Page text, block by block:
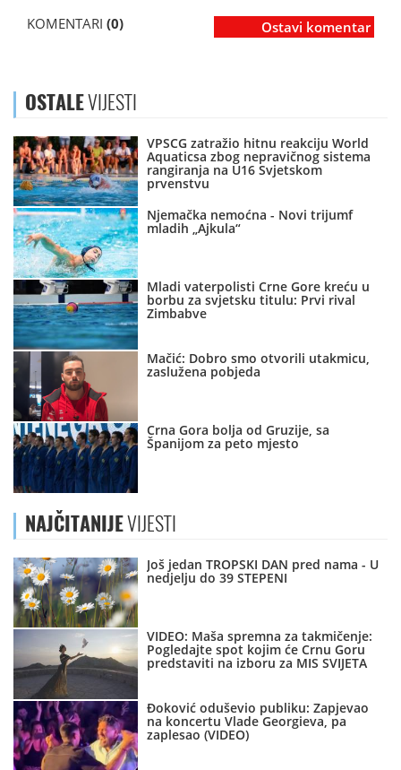
KOMENTARI (0) Ostavi komentar
OSTALEVIJESTI
VPSCG zatražio hitnu reakciju World
Aquaticsa zbog nepravičnog sistema
rangiranja na U16 Svjetskom
prvenstvu
Njemačka nemoćna - Novi trijumf
mladih „Ajkula“
Mladi vaterpolisti Crne Gore kreću u
borbu za svjetsku titulu: Prvi rival
Zimbabve
Mačić: Dobro smo otvorili utakmicu,
zaslužena pobjeda
Crna Gora bolja od Gruzije, sa
Španijom za peto mjesto
NAJČITANIJEVIJESTI
Još jedan TROPSKI DAN pred nama - U
nedjelju do 39 STEPENI
VIDEO: Maša spremna za takmičenje:
Pogledajte spot kojim će Crnu Goru
predstaviti na izboru za MIS SVIJETA
Đoković oduševio publiku: Zapjevao
na koncertu Vlade Georgieva, pa
zaplesao (VIDEO)